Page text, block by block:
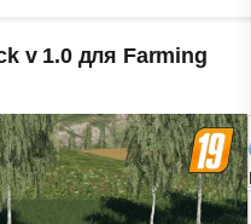
v 1.0 для Farming